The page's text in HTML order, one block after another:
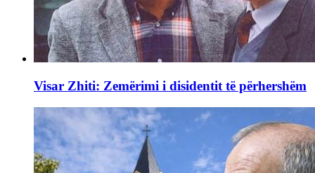
Visar Zhiti: Zemërimi i disidentit të përhershëm